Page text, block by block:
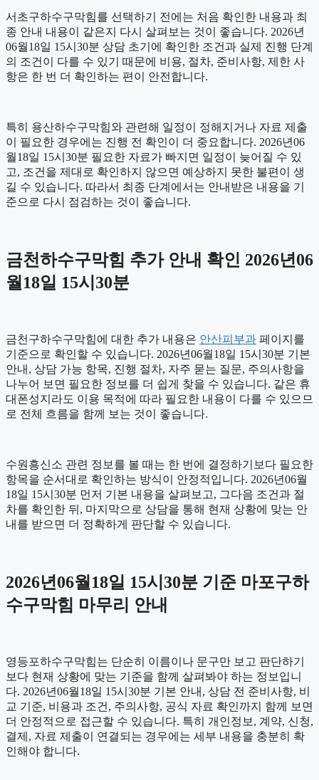
서초구하수구막힘를 선택하기 전에는 처음 확인한 내용과 최
종 안내 내용이 같은지 다시 살펴보는 것이 좋습니다. 2026년
06월18일 15시30분 상담 초기에 확인한 조건과 실제 진행 단계
의 조건이 다를 수 있기 때문에 비용, 절차, 준비사항, 제한 사
항은 한 번 더 확인하는 편이 안전합니다.
특히 용산하수구막힘와 관련해 일정이 정해지거나 자료 제출
이 필요한 경우에는 진행 전 확인이 더 중요합니다. 2026년06
월18일 15시30분 필요한 자료가 빠지면 일정이 늦어질 수 있
고, 조건을 제대로 확인하지 않으면 예상하지 못한 불편이 생
길 수 있습니다. 따라서 최종 단계에서는 안내받은 내용을 기
준으로 다시 점검하는 것이 좋습니다.
금천하수구막힘 추가 안내 확인 2026년06
월18일 15시30분
금천구하수구막힘에 대한 추가 내용은 안산피부과 페이지를
기준으로 확인할 수 있습니다. 2026년06월18일 15시30분 기본
안내, 상담 가능 항목, 진행 절차, 자주 묻는 질문, 주의사항을
나누어 보면 필요한 정보를 더 쉽게 찾을 수 있습니다. 같은 휴
대폰성지라도 이용 목적에 따라 필요한 내용이 다를 수 있으므
로 전체 흐름을 함께 보는 것이 좋습니다.
수원흥신소 관련 정보를 볼 때는 한 번에 결정하기보다 필요한
항목을 순서대로 확인하는 방식이 안정적입니다. 2026년06월
18일 15시30분 먼저 기본 내용을 살펴보고, 그다음 조건과 절
차를 확인한 뒤, 마지막으로 상담을 통해 현재 상황에 맞는 안
내를 받으면 더 정확하게 판단할 수 있습니다.
2026년06월18일 15시30분 기준 마포구하
수구막힘 마무리 안내
영등포하수구막힘는 단순히 이름이나 문구만 보고 판단하기
보다 현재 상황에 맞는 기준을 함께 살펴봐야 하는 정보입니
다. 2026년06월18일 15시30분 기본 안내, 상담 전 준비사항, 비
교 기준, 비용과 조건, 주의사항, 공식 자료 확인까지 함께 보면
더 안정적으로 접근할 수 있습니다. 특히 개인정보, 계약, 신청,
결제, 자료 제출이 연결되는 경우에는 세부 내용을 충분히 확
인해야 합니다.